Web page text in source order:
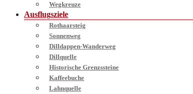
Wegkreuze
Ausflugsziele
Rothaarsteig
Sonnenweg
Dilldappen-Wanderweg
Dillquelle
Historische Grenzssteine
Kaffeebuche
Lahnquelle